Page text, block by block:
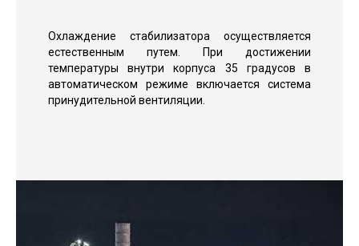
Охлаждение стабилизатора осуществляется
естественным путем. При достижении
температуры внутри корпуса 35 градусов в
автоматическом режиме включается система
принудительной вентиляции.